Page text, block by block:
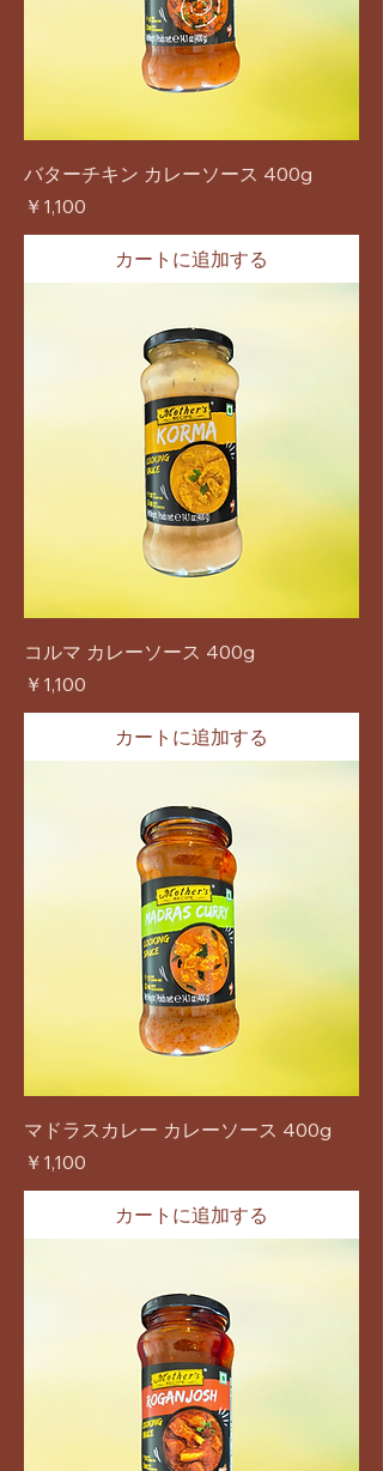
バターチキン カレーソース 400g
価格
￥1,100
カートに追加する
コルマ カレーソース 400g
価格
￥1,100
カートに追加する
マドラスカレー カレーソース 400g
価格
￥1,100
カートに追加する